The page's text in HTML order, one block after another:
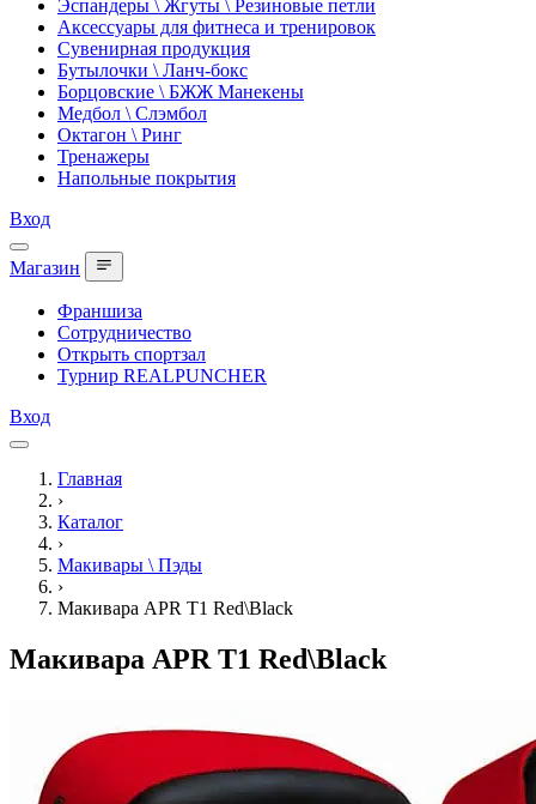
Эспандеры \ Жгуты \ Резиновые петли
Аксессуары для фитнеса и тренировок
Сувенирная продукция
Бутылочки \ Ланч-бокс
Борцовские \ БЖЖ Манекены
Медбол \ Слэмбол
Октагон \ Ринг
Тренажеры
Напольные покрытия
Вход
Магазин
Франшиза
Сотрудничество
Открыть спортзал
Турнир REALPUNCHER
Вход
Главная
›
Каталог
›
Макивары \ Пэды
›
Макивара APR T1 Red\Black
Макивара APR T1 Red\Black